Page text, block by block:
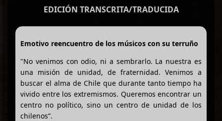
EDICIÓN TRANSCRITA/TRADUCIDA
Emotivo reencuentro de los músicos con su terruño
"No venimos con odio, ni a sembrarlo. La nuestra es
una misión de unidad, de fraternidad. Venimos a
buscar el alma de Chile que durante tanto tiempo ha
vivido entre los extremismos. Queremos encontrar un
centro no político, sino un centro de unidad de los
chilenos”.